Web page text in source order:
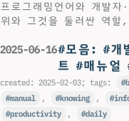
프로그래밍언어와 개발자
위와 그것을 둘러싼 역
2025-06-16#모음: #개
트 #매뉴얼
created: 2025-02-03; tags:
manual
, knowing ,
productivity
, daily